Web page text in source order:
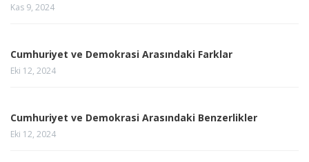
Kas 9, 2024
Cumhuriyet ve Demokrasi Arasındaki Farklar
Eki 12, 2024
Cumhuriyet ve Demokrasi Arasındaki Benzerlikler
Eki 12, 2024